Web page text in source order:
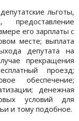
льготы,
его зарплаты с
месте; выплата
депутата на
прекращения
проезд;
обеспечение;
денежная
условий для
и тому подобное.